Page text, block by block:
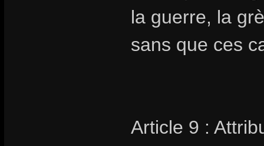
la guerre, la
sans que ces
Article 9 :